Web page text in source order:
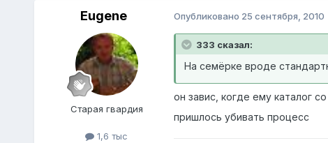
Eugene
Старая гвардия
1,6 тыс
Опубликовано 25 сентября, 2010
333 сказал:
На семёрке вроде
он завис, когде ему каталог
пришлось убивать процесс